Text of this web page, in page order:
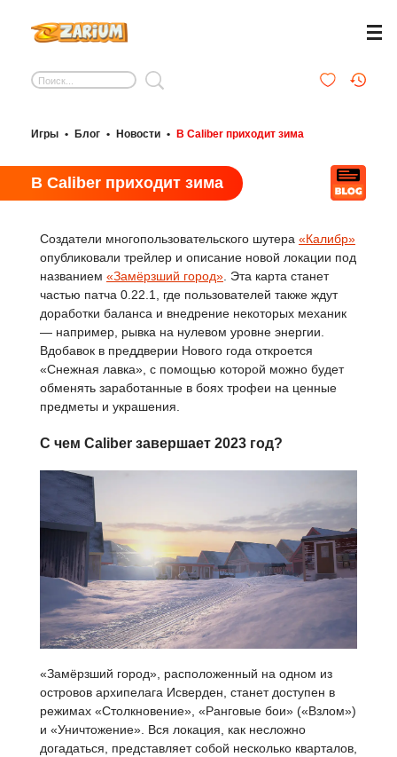
Игры • Блог • Новости • В Caliber приходит зима
В Caliber приходит зима
Создатели многопользовательского шутера «Калибр»
опубликовали трейлер и описание новой локации под
названием «Замёрзший город» . Эта карта станет
частью патча 0.22.1, где пользователей также ждут
доработки баланса и внедрение некоторых механик
— например, рывка на нулевом уровне энергии.
Вдобавок в преддверии Нового года откроется
«Снежная лавка», с помощью которой можно будет
обменять заработанные в боях трофеи на ценные
предметы и украшения.
С чем Caliber завершает 2023 год?
«Замёрзший город», расположенный на одном из
островов архипелага Исверден, станет доступен в
режимах «Столкновение», «Ранговые бои» («Взлом»)
и «Уничтожение». Вся локация, как несложно
догадаться, представляет собой несколько кварталов,